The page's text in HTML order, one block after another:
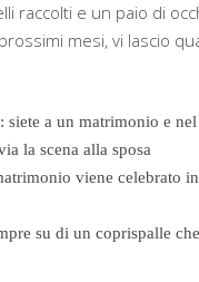
raccolti e un paio di
mesi, vi lascio
a un matrimonio e
la scena alla sposa
viene celebrato
su di un coprispalle